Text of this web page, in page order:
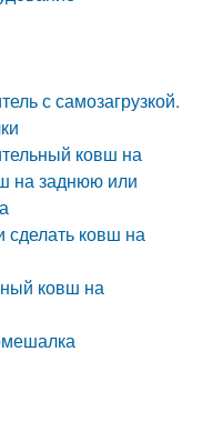
с самозагрузкой.
ковш на
на заднюю или
ковш на
ковш на